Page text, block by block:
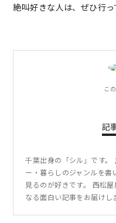
絶叫好きな人は、ぜひ行っ
こ
記
千葉出身の「シル」です。
ー・暮らしのジャンルを書
見るのが好きです。 西松
なる面白い記事をお届けし